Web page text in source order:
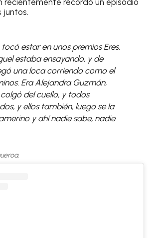
recientemente recordó un episodio
juntos.
estar en unos premios Eres,
estaba ensayando, y de
una loca corriendo como el
Era Alejandra Guzmán,
del cuello, y todos
y ellos también, luego se la
y ahí nadie sabe, nadie